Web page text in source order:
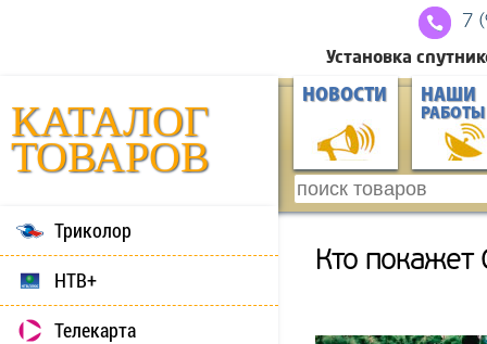
7
Установка
КАТАЛОГ
ТОВАРОВ
НОВОСТИ НАШИ
РАБОТЫ
Триколор
НТВ+
Телекарта
Кто покажет